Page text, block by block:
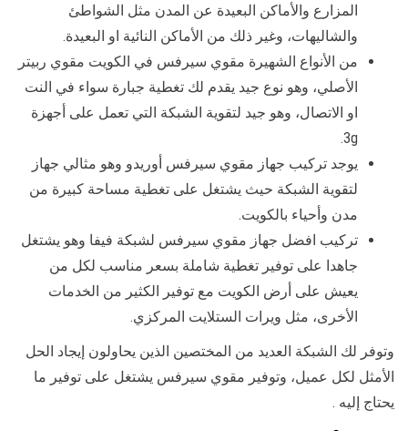
المزارع والأماكن البعيدة عن المدن مثل الشواطئ
والشاليهات، وغير ذلك من الأماكن النائية او البعيدة.
من الأنواع الشهيرة مقوي سيرفس في الكويت مقوي ربيتر
الأصلي، وهو نوع جيد يقدم لك تغطية جبارة سواء في النت
او الاتصال، وهو جيد لتقوية الشبكة التي تعمل على أجهزة
3g.
يوجد تركيب جهاز مقوي سيرفس أوريدو وهو مثالي جهاز
لتقوية الشبكة حيث يشتغل على تغطية مساحة كبيرة من
مدن وأحياء بالكويت.
تركيب افضل جهاز مقوي سيرفس لشبكة فيفا وهو يشتغل
جاهدا على توفير تغطية شاملة بسعر مناسب لكل من
يعيش على أرض الكويت مع توفير الكثير من الخدمات
الأخرى، مثل ويرات الستلايت المركزي.
وتوفر لك الشبكة العديد من المختصين الذين يحاولون إيجاد الحل
الأمثل لكل عميل، وتوفير مقوي سيرفس يشتغل على توفير ما
يحتاج إليه .